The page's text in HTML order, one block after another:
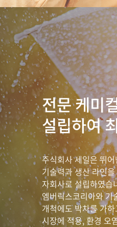
전문 케미
설립하여
주식회사 세일은 뛰
기술력과 생산 라인
자회사로 설립하였습
엠버릭스코리아와 기
개척에도 박차를 가
시장에 적용, 환경 오